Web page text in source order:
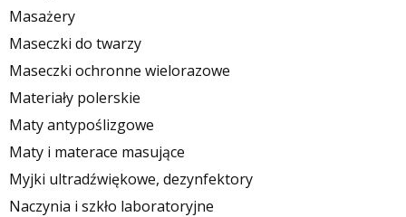
Masażery
Maseczki do twarzy
Maseczki ochronne wielorazowe
Materiały polerskie
Maty antypoślizgowe
Maty i materace masujące
Myjki ultradźwiękowe, dezynfektory
Naczynia i szkło laboratoryjne